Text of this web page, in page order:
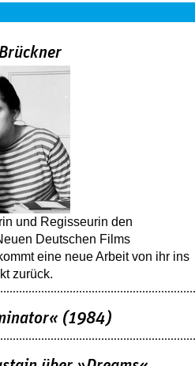
und Regisseurin den
Deutschen Films
eine neue Arbeit von ihr ins
zurück.
(1984)